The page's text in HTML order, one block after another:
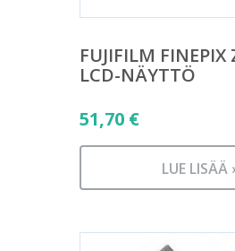
FUJIFILM FINEPIX
LCD-NÄYTTÖ
51,70 €
LUE LISÄÄ